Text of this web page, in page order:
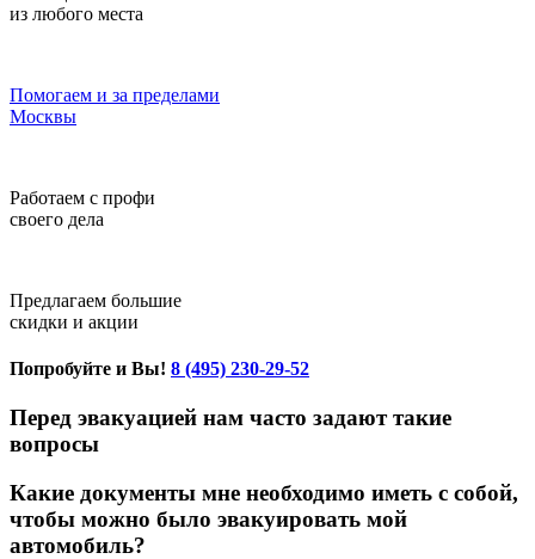
из любого места
Помогаем и за пределами
Москвы
Работаем с профи
своего дела
Предлагаем большие
скидки и акции
Попробуйте и Вы! 8 (495) 230-29-52
Перед эвакуацией нам часто задают такие
вопросы
Какие документы мне необходимо иметь с собой,
чтобы можно было эвакуировать мой
автомобиль?